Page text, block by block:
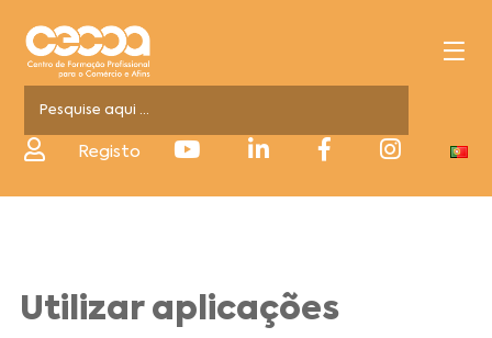
Registo
Utilizar aplicações